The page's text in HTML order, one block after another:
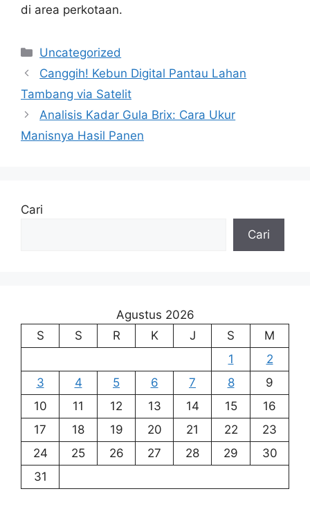
di area perkotaan.
Kategori
Uncategorized
Canggih! Kebun Digital Pantau Lahan
Tambang via Satelit
Analisis Kadar Gula Brix: Cara Ukur
Manisnya Hasil Panen
Cari
Cari
Agustus 2026
S
S R K J S
M
1
2
3
4 5 6 7 8
9
10
11 12 13 14 15
16
17
18 19 20 21 22
23
24
25 26 27 28 29
30
31